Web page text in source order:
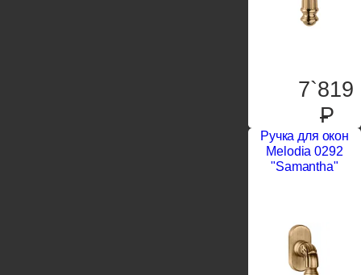
7`819
P
Ручка для окон
Melodia 0292
"Samantha"